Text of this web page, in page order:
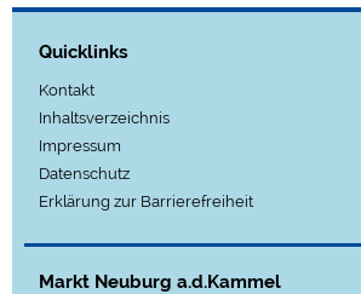
Quicklinks
Kontakt
Inhaltsverzeichnis
Impressum
Datenschutz
Erklärung zur Barrierefreiheit
Markt Neuburg a.d.Kammel